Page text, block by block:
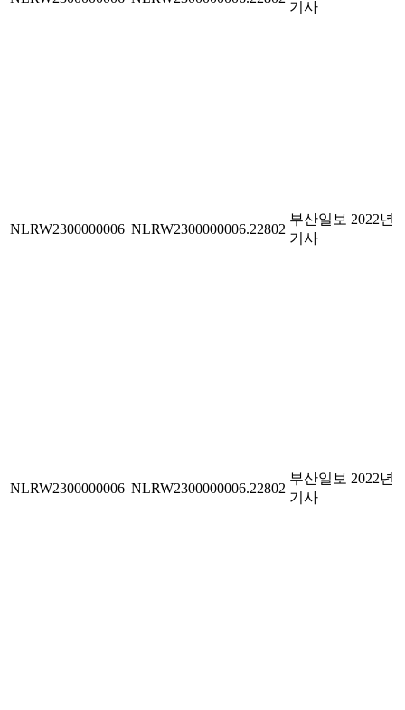
기사
NLRW2300000006 NLRW2300000006.22802
부산일보 2022년
기사
NLRW2300000006 NLRW2300000006.22802
부산일보 2022년
기사